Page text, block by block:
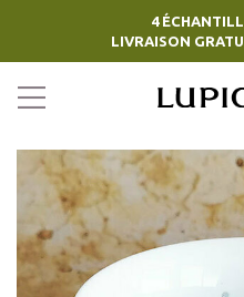
4
LIVRAISON